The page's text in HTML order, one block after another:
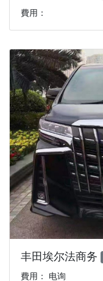
費用：
丰田埃尔法商务
費用： 电询